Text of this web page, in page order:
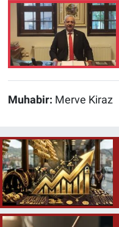
Muhabir: Merve Kiraz